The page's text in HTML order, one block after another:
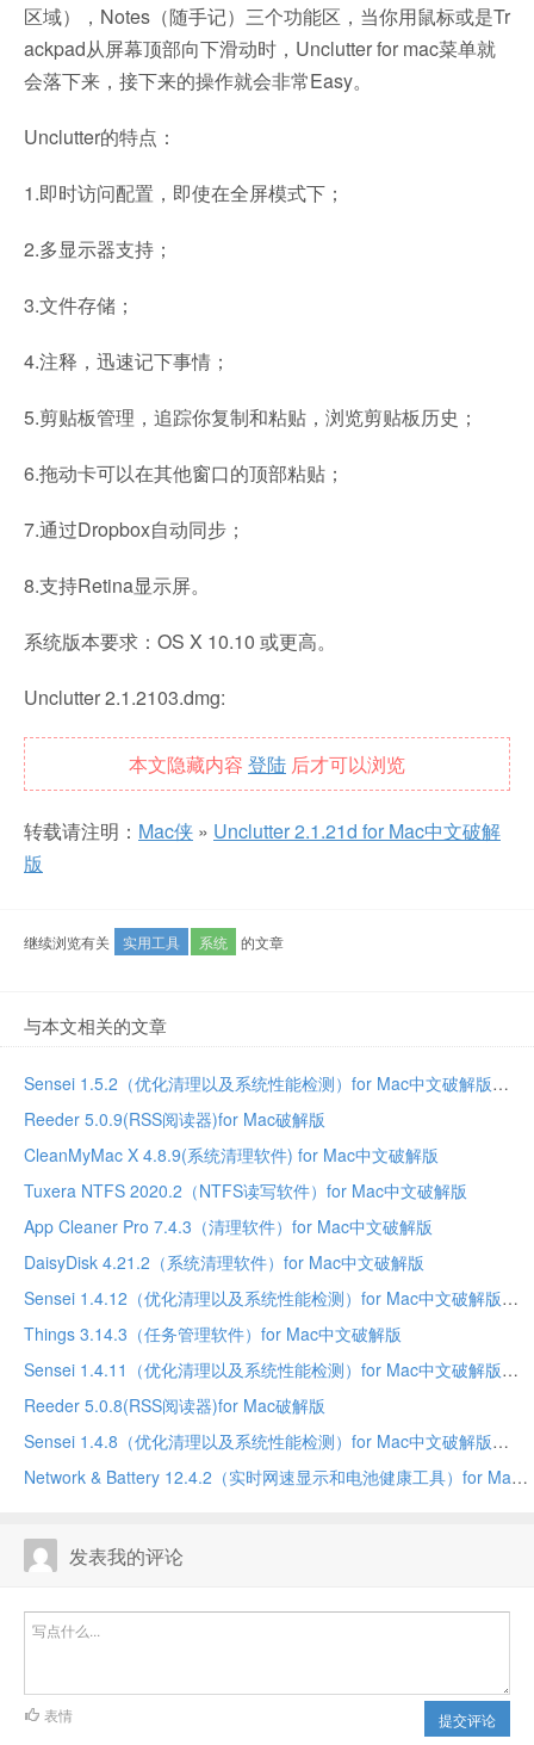
区域），Notes（随手记）三个功能区，当你用鼠标或是Tr
ackpad从屏幕顶部向下滑动时，Unclutter for mac菜单就
会落下来，接下来的操作就会非常Easy。
Unclutter的特点：
1.即时访问配置，即使在全屏模式下；
2.多显示器支持；
3.文件存储；
4.注释，迅速记下事情；
5.剪贴板管理，追踪你复制和粘贴，浏览剪贴板历史；
6.拖动卡可以在其他窗口的顶部粘贴；
7.通过Dropbox自动同步；
8.支持Retina显示屏。
系统版本要求：OS X 10.10 或更高。
Unclutter 2.1.2103.dmg:
本文隐藏内容 登陆 后才可以浏览
转载请注明： Mac侠 » Unclutter 2.1.21d for Mac中文破解
版
继续浏览有关 实用工具 系统 的文章
与本文相关的文章
Sensei 1.5.2（优化清理以及系统性能检测）for Mac中文破解版
Reeder 5.0.9(RSS阅读器)for Mac破解版
CleanMyMac X 4.8.9(系统清理软件) for Mac中文破解版
Tuxera NTFS 2020.2（NTFS读写软件）for Mac中文破解版
App Cleaner Pro 7.4.3（清理软件）for Mac中文破解版
DaisyDisk 4.21.2（系统清理软件）for Mac中文破解版
Sensei 1.4.12（优化清理以及系统性能检测）for Mac中文破解版
Things 3.14.3（任务管理软件）for Mac中文破解版
Sensei 1.4.11（优化清理以及系统性能检测）for Mac中文破解版
Reeder 5.0.8(RSS阅读器)for Mac破解版
Sensei 1.4.8（优化清理以及系统性能检测）for Mac中文破解版
Network & Battery 12.4.2（实时网速显示和电池健康工具）for Mac中文破解版
发表我的评论
提交评论
表情